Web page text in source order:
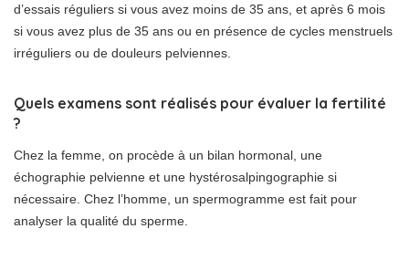
d’essais réguliers si vous avez moins de 35 ans, et après 6 mois
si vous avez plus de 35 ans ou en présence de cycles menstruels
irréguliers ou de douleurs pelviennes.
Quels examens sont réalisés pour évaluer la fertilité
?
Chez la femme, on procède à un bilan hormonal, une
échographie pelvienne et une hystérosalpingographie si
nécessaire. Chez l’homme, un spermogramme est fait pour
analyser la qualité du sperme.